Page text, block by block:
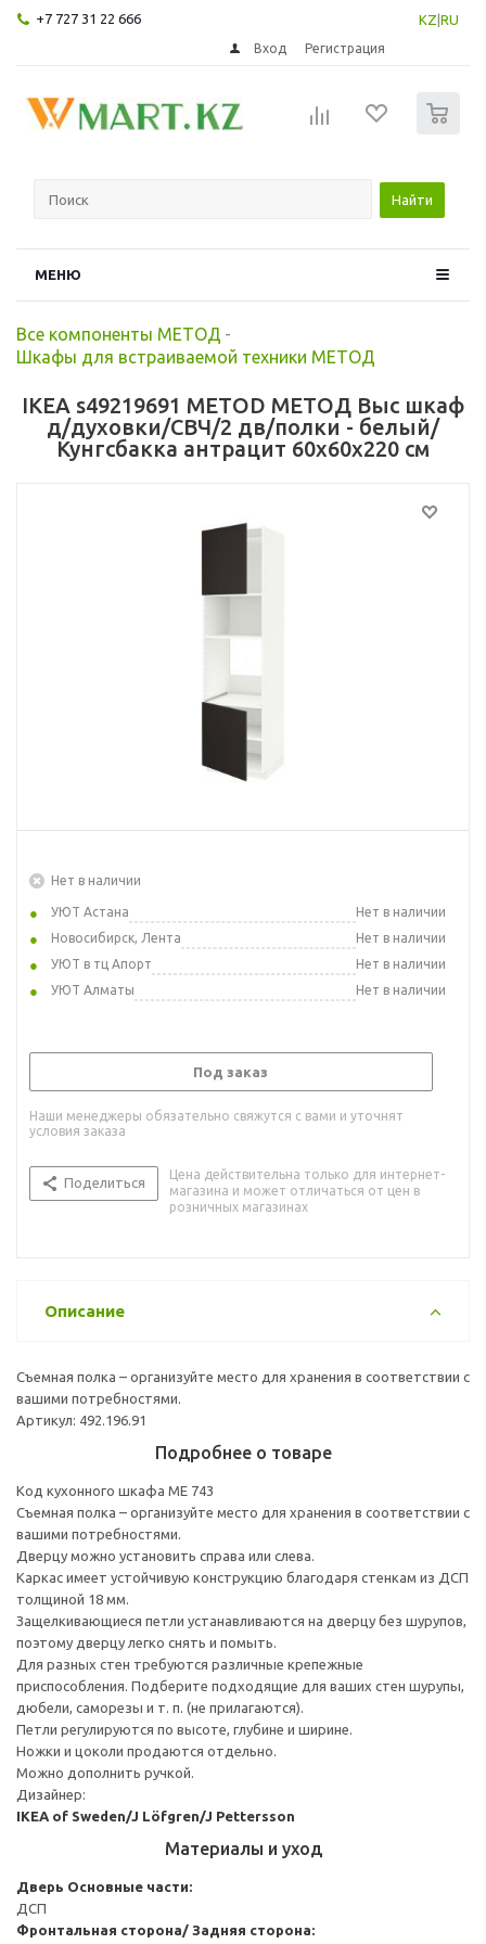
+7 727 31 22 666 KZ RU
Вход Регистрация
Найти
МЕНЮ
Все компоненты МЕТОД -
Шкафы для встраиваемой техники МЕТОД
IKEA s49219691 METOD МЕТОД Выс шкаф
д/духовки/СВЧ/2 дв/полки - белый/
Кунгсбакка антрацит 60x60x220 см
Нет в наличии
УЮТ Астана
Нет в наличии
Новосибирск, Лента
Нет в наличии
УЮТ в тц Апорт
Нет в наличии
УЮТ Алматы
Нет в наличии
Под заказ
Наши менеджеры обязательно свяжутся с вами и уточнят
условия заказа
Поделиться
Цена действительна только для интернет-
магазина и может отличаться от цен в
розничных магазинах
Описание
Съемная полка – организуйте место для хранения в соответствии с
вашими потребностями.
Артикул: 492.196.91
Подробнее о товаре
Код кухонного шкафа ME 743
Съемная полка – организуйте место для хранения в соответствии с
вашими потребностями.
Дверцу можно установить справа или слева.
Каркас имеет устойчивую конструкцию благодаря стенкам из ДСП
толщиной 18 мм.
Защелкивающиеся петли устанавливаются на дверцу без шурупов,
поэтому дверцу легко снять и помыть.
Для разных стен требуются различные крепежные
приспособления. Подберите подходящие для ваших стен шурупы,
дюбели, саморезы и т. п. (не прилагаются).
Петли регулируются по высоте, глубине и ширине.
Ножки и цоколи продаются отдельно.
Можно дополнить ручкой.
Дизайнер:
IKEA of Sweden/J Löfgren/J Pettersson
Материалы и уход
Дверь Основные части:
ДСП
Фронтальная сторона/ Задняя сторона: